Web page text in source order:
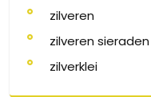
zilveren
zilveren sieraden
zilverklei